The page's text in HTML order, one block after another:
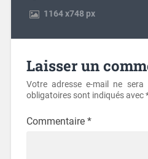
1164x748 px
Laisser un
Votre adresse e-mail ne sera
obligatoires sont indiqués avec
Commentaire *